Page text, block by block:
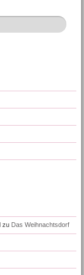
zu Das Weihnachtsdorf